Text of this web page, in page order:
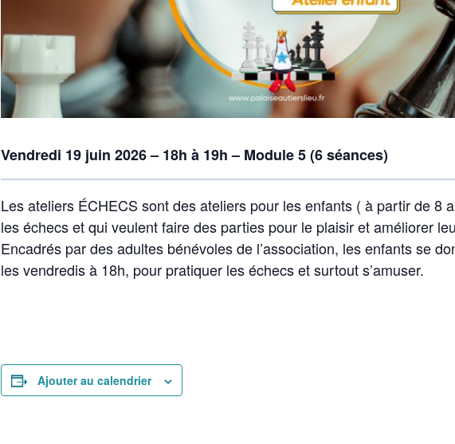
Vendredi 19 juin 2026 – 18h à 19h – Module 5 (6 séances)
Les ateliers ÉCHECS sont des ateliers pour les enfants ( à partir de 8
les échecs et qui veulent faire des parties pour le plaisir et améliorer
Encadrés par des adultes bénévoles de l’association, les enfants se
les vendredis à 18h, pour pratiquer les échecs et surtout s’amuser.
Ajouter au calendrier